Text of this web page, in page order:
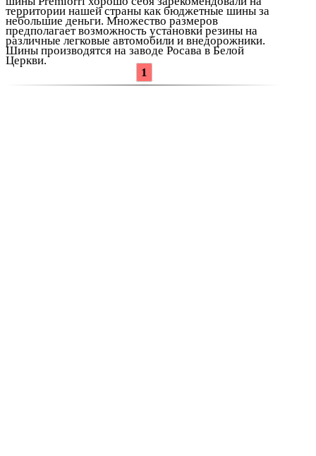
территории нашей страны как бюджетные шины за
небольшие деньги. Множество размеров
предполагает возможность установки резины на
различные легковые автомобили и внедорожники.
Шины производятся на заводе Росава в Белой
Церкви.
1